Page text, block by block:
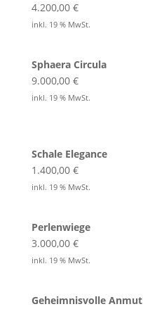
4.200,00 €
inkl. 19 % MwSt.
Sphaera Circula
9.000,00 €
inkl. 19 % MwSt.
Schale Elegance
1.400,00 €
inkl. 19 % MwSt.
Perlenwiege
3.000,00 €
inkl. 19 % MwSt.
Geheimnisvolle Anmut